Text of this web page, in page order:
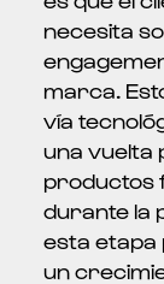
necesita
marca.
vía
una vuelta
productos
durante la
esta etapa
un